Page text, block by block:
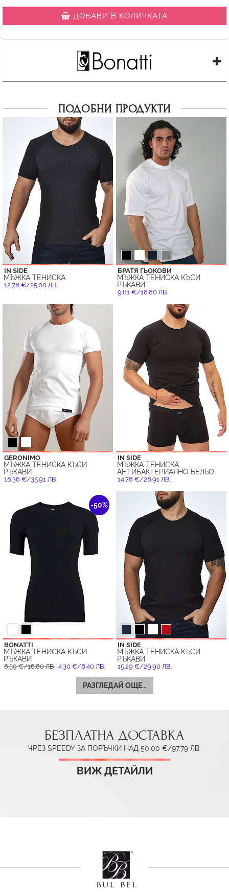
ДОБАВИ В КОЛИЧКАТА
ПОДОБНИ ПРОДУКТИ
IN SIDE
МЪЖКА ТЕНИСКА
12.78 €/25.00 ЛВ.
БРАТЯ ГЬОКОВИ
МЪЖКА ТЕНИСКА КЪСИ
РЪКАВИ
9.61 €/18.80 ЛВ.
GERONIMO
МЪЖКА ТЕНИСКА КЪСИ
РЪКАВИ
18.36 €/35.91 ЛВ.
IN SIDE
МЪЖКА ТЕНИСКА
АНТИБАКТЕРИАЛНО БЕЛЬО
14.78 €/28.91 ЛВ.
-50%
BONATTI
МЪЖКА ТЕНИСКА КЪСИ
РЪКАВИ
8.59 €/16.80 ЛВ. 4.30 €/8.40 ЛВ.
IN SIDE
МЪЖКА ТЕНИСКА КЪСИ
РЪКАВИ
15.29 €/29.90 ЛВ.
РАЗГЛЕДАЙ ОЩЕ...
БЕЗПЛАТНА ДОСТАВКА
ЧРЕЗ SPEEDY ЗА ПОРЪЧКИ НАД 50.00 €/97.79 ЛВ.
ВИЖ ДЕТАЙЛИ